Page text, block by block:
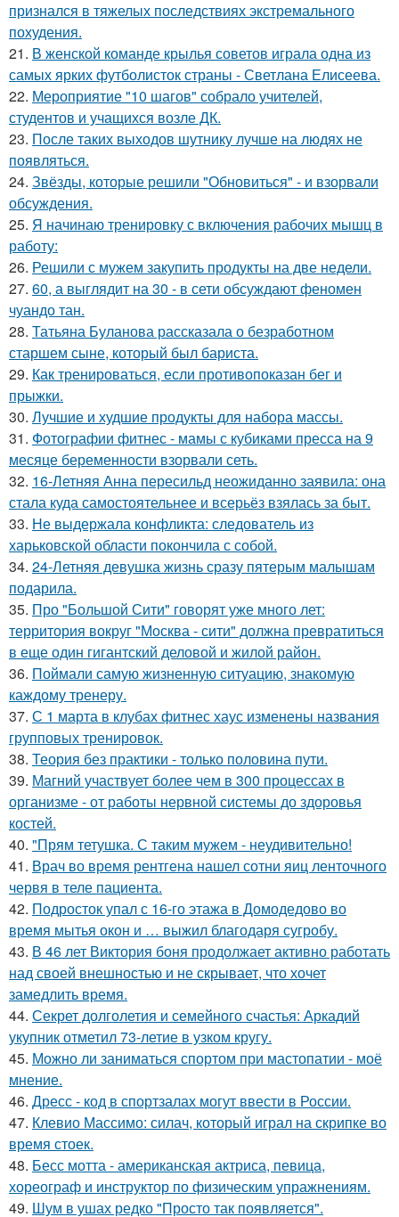
признался в тяжелых последствиях экстремального
похудения.
21. В женской команде крылья советов играла одна из
самых ярких футболисток страны - Светлана Елисеева.
22. Мероприятие "10 шагов" собрало учителей,
студентов и учащихся возле ДК.
23. После таких выходов шутнику лучше на людях не
появляться.
24. Звёзды, которые решили "Обновиться" - и взорвали
обсуждения.
25. Я начинаю тренировку с включения рабочих мышц в
работу:
26. Решили с мужем закупить продукты на две недели.
27. 60, а выглядит на 30 - в сети обсуждают феномен
чуандо тан.
28. Татьяна Буланова рассказала о безработном
старшем сыне, который был бариста.
29. Как тренироваться, если противопоказан бег и
прыжки.
30. Лучшие и худшие продукты для набора массы.
31. Фотографии фитнес - мамы с кубиками пресса на 9
месяце беременности взорвали сеть.
32. 16-Летняя Анна пересильд неожиданно заявила: она
стала куда самостоятельнее и всерьёз взялась за быт.
33. Не выдержала конфликта: следователь из
харьковской области покончила с собой.
34. 24-Летняя девушка жизнь сразу пятерым малышам
подарила.
35. Про "Большой Сити" говорят уже много лет:
территория вокруг "Москва - сити" должна превратиться
в еще один гигантский деловой и жилой район.
36. Поймали самую жизненную ситуацию, знакомую
каждому тренеру.
37. С 1 марта в клубах фитнес хаус изменены названия
групповых тренировок.
38. Теория без практики - только половина пути.
39. Магний участвует более чем в 300 процессах в
организме - от работы нервной системы до здоровья
костей.
40. "Прям тетушка. С таким мужем - неудивительно!
41. Врач во время рентгена нашел сотни яиц ленточного
червя в теле пациента.
42. Подросток упал с 16-го этажа в Домодедово во
время мытья окон и … выжил благодаря сугробу.
43. В 46 лет Виктория боня продолжает активно работать
над своей внешностью и не скрывает, что хочет
замедлить время.
44. Секрет долголетия и семейного счастья: Аркадий
укупник отметил 73-летие в узком кругу.
45. Можно ли заниматься спортом при мастопатии - моё
мнение.
46. Дресс - код в спортзалах могут ввести в России.
47. Клевио Массимо: силач, который играл на скрипке во
время стоек.
48. Бесс мотта - американская актриса, певица,
хореограф и инструктор по физическим упражнениям.
49. Шум в ушах редко "Просто так появляется".